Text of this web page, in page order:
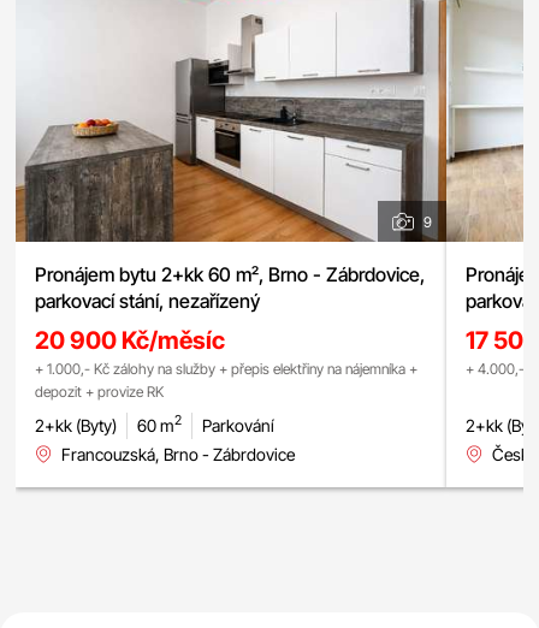
9
Pronájem bytu 2+kk 60 m², Brno - Zábrdovice,
parkovací stání, nezařízený
20 900 Kč/měsíc
+ 1.000,- Kč zálohy na služby + přepis elektřiny na nájemníka +
depozit + provize RK
2+kk (Byty) 60 m2
Parkování
Francouzská, Brno - Zábrdovice
17
+ 4.000,-
2+kk
Česká